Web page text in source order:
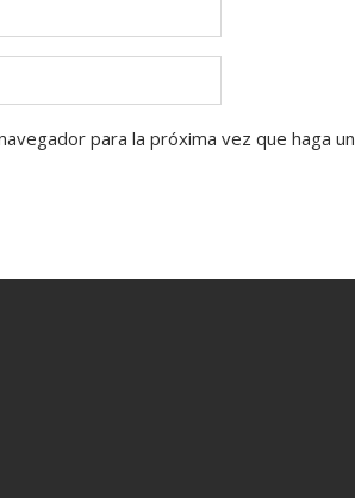
para la próxima vez que haga un